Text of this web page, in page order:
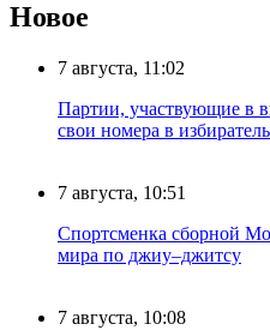
Новое
7 августа, 11:02
Партии, участвующие в
свои номера в
7 августа, 10:51
Спортсменка сборной
мира по джиу–джитсу
7 августа, 10:08